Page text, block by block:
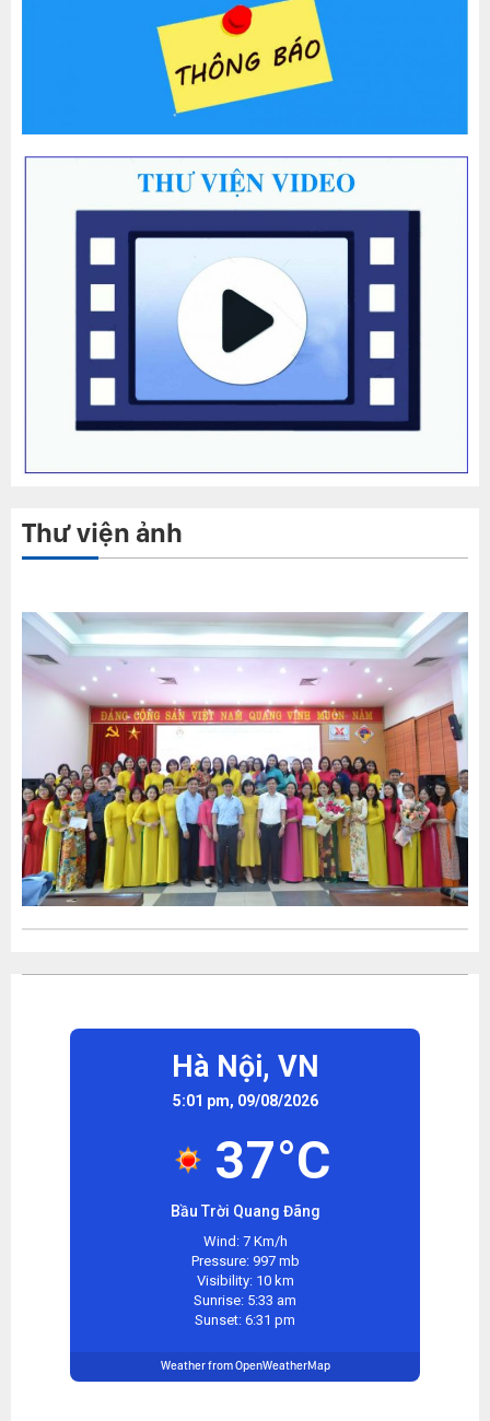
Thư viện ảnh
Hà Nội, VN
5:01 pm, 09/08/2026
37°C
Bầu Trời Quang Đãng
Wind: 7 Km/h
Pressure: 997 mb
Visibility: 10 km
Sunrise: 5:33 am
Sunset: 6:31 pm
Weather from OpenWeatherMap